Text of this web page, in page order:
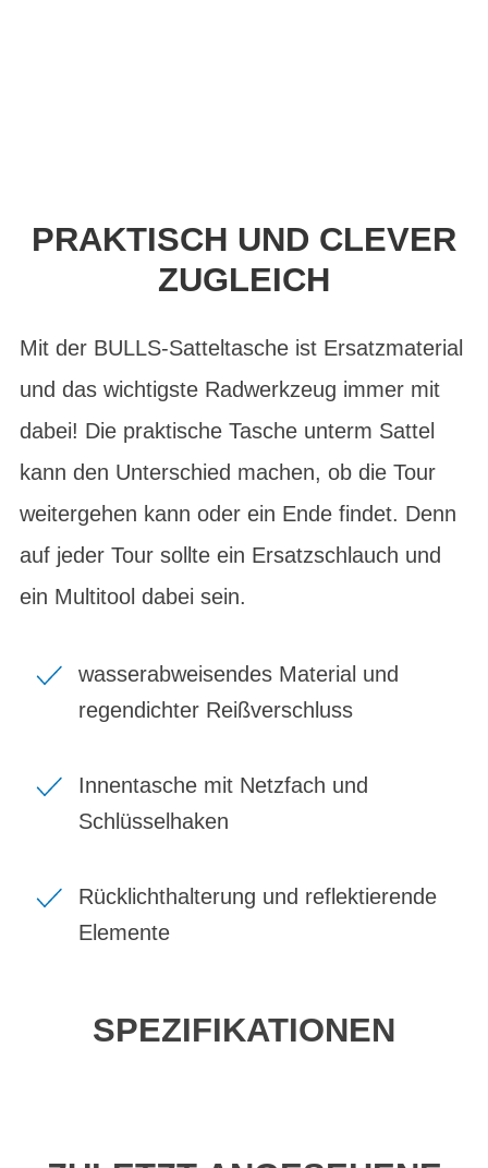
PRAKTISCH UND CLEVER
ZUGLEICH
Mit der BULLS-Satteltasche ist Ersatzmaterial
und das wichtigste Radwerkzeug immer mit
dabei! Die praktische Tasche unterm Sattel
kann den Unterschied machen, ob die Tour
weitergehen kann oder ein Ende findet. Denn
auf jeder Tour sollte ein Ersatzschlauch und
ein Multitool dabei sein.
wasserabweisendes Material und
regendichter Reißverschluss
Innentasche mit Netzfach und
Schlüsselhaken
Rücklichthalterung und reflektierende
Elemente
SPEZIFIKATIONEN